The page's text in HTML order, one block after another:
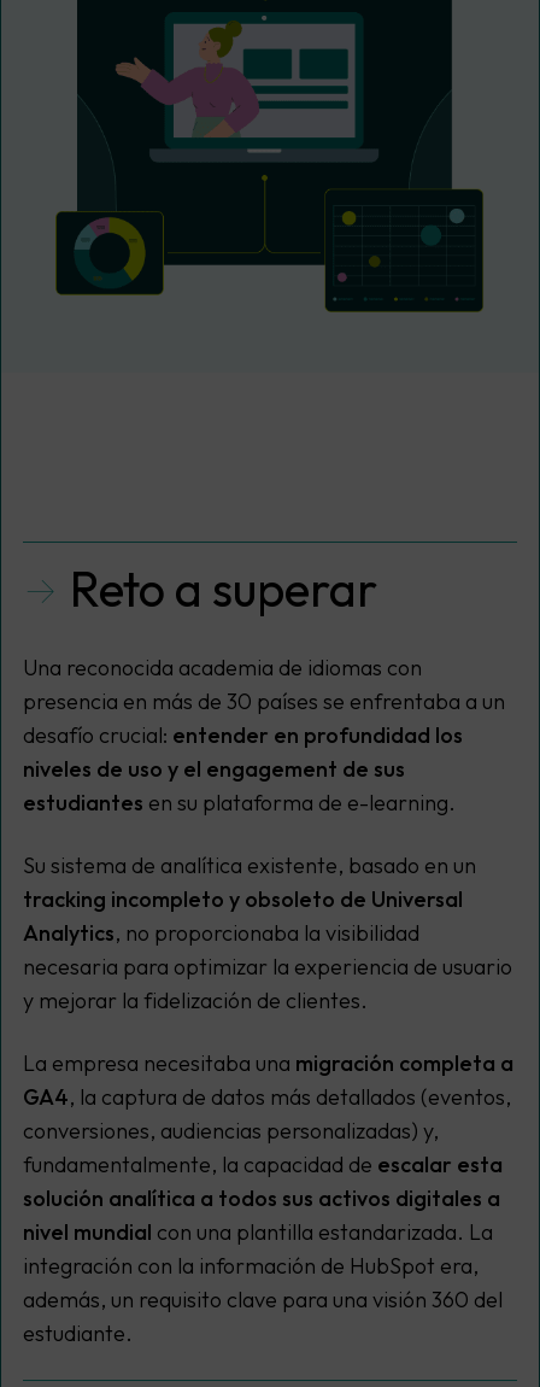
Reto a superar
Una reconocida academia de idiomas con
presencia en más de 30 países se enfrentaba a un
desafío crucial: entender en profundidad los
niveles de uso y el engagement de sus
estudiantes en su plataforma de e-learning.
Su sistema de analítica existente, basado en un
tracking incompleto y obsoleto de Universal
Analytics, no proporcionaba la visibilidad
necesaria para optimizar la experiencia de usuario
y mejorar la fidelización de clientes.
La empresa necesitaba una migración completa a
GA4, la captura de datos más detallados (eventos,
conversiones, audiencias personalizadas) y,
fundamentalmente, la capacidad de escalar esta
solución analítica a todos sus activos digitales a
nivel mundial con una plantilla estandarizada. La
integración con la información de HubSpot era,
además, un requisito clave para una visión 360 del
estudiante.